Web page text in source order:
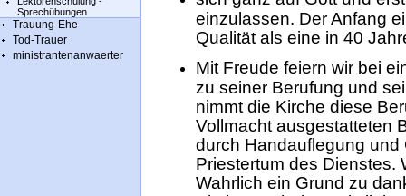
Sprechübungen
Trauung-Ehe
Tod-Trauer
ministrantenanwaerter
einzulassen. Der Anfang
Qualität als eine in 40
Mit Freude feiern wir bei
zu seiner Berufung und
nimmt die Kirche diese
Vollmacht ausgestatteten
durch Handauflegung
Priestertum des Dienstes.
Wahrlich ein Grund zu